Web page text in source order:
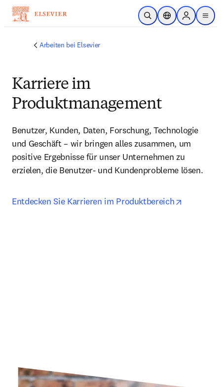
Zum Hauptinhalt wechseln
Suche öffnenStandortauswahl
Sign in to
menu
Arbeiten bei Elsevier
Karriere im
Produktmanagement
Benutzer, Kunden, Daten, Forschung, Technologie
und Geschäft – wir bringen alles zusammen, um
positive Ergebnisse für unser Unternehmen zu
erzielen, die Benutzer- und Kundenprobleme lösen.
Entdecken Sie Karrieren im Produktbereich